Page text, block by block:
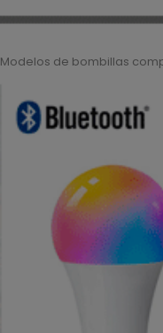
Modelos de bombillas